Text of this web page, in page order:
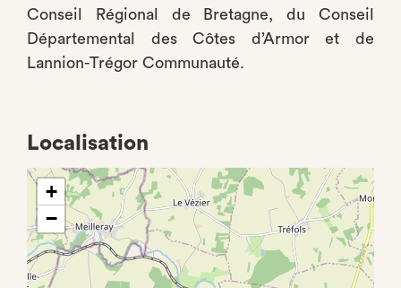
Conseil Régional de Bretagne, du Conseil
Départemental des Côtes d’Armor et de
Lannion-Trégor Communauté.
Localisation
+
−